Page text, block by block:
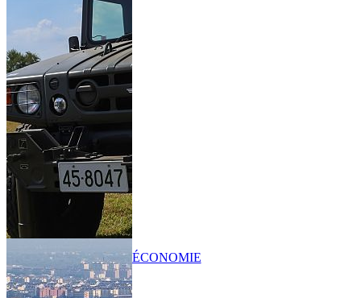
ÉCONOMIE